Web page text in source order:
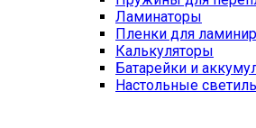
Ламинаторы
Пленки для
Калькуляторы
Батарейки и
Настольные